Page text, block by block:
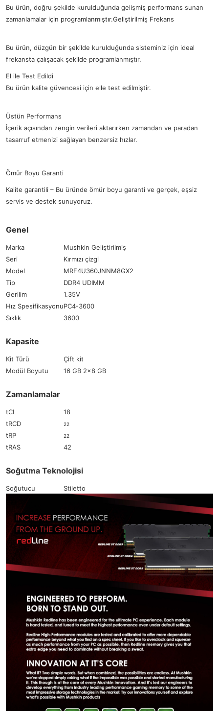
Bu ürün, doğru şekilde kurulduğunda gelişmiş performans sunan
zamanlamalar için programlanmıştır.Geliştirilmiş Frekans
Bu ürün, düzgün bir şekilde kurulduğunda sisteminiz için ideal
frekansta çalışacak şekilde programlanmıştır.
El ile Test Edildi
Bu ürün kalite güvencesi için elle test edilmiştir.
Üstün Performans
İçerik açısından zengin verileri aktarırken zamandan ve paradan
tasarruf etmenizi sağlayan benzersiz hızlar.
Ömür Boyu Garanti
Kalite garantili – Bu üründe ömür boyu garanti ve gerçek, eşsiz
servis ve destek sunuyoruz.
Genel
Marka
Mushkin Geliştirilmiş
Seri
Kırmızı çizgi
Model
MRF4U360JNNM8GX2
Tip
DDR4 UDIMM
Gerilim
1.35V
Hız SpesifikasyonuPC4-3600
Sıklık
3600
Kapasite
Kit Türü
Çift kit
Modül Boyutu
16 GB 2x8 GB
Zamanlamalar
tCL
18
tRCD
22
tRP 22
tRAS 42
Soğutma Teknolojisi
Soğutucu Stiletto